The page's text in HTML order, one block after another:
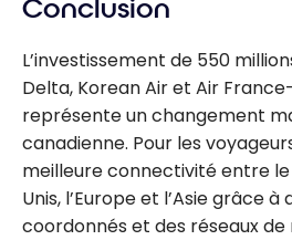
Conclusion
L’investissement de 550
Delta, Korean Air et Air
représente un changement
canadienne. Pour les
meilleure connectivité entre
Unis, l’Europe et l’Asie grâce à
coordonnés et des réseaux de